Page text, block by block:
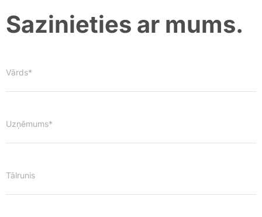
Sazinieties ar mums.
Vārds*
Uzņēmums*
Tālrunis